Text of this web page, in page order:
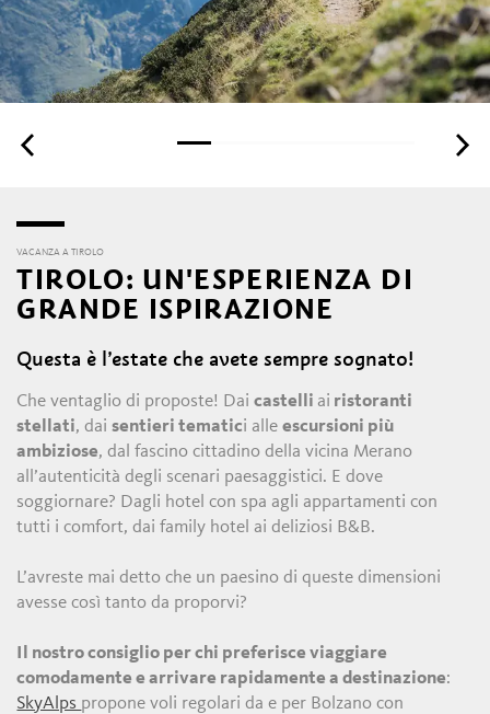
VACANZA A TIROLO
TIROLO: UN'ESPERIENZA DI
GRANDE ISPIRAZIONE
Questa è l’estate che avete sempre sognato!
Che ventaglio di proposte! Daicastelli ai ristoranti
stellati, daisentieri tematici alleescursioni più
ambiziose, dal fascino cittadino della vicina Merano
all’autenticità degli scenari paesaggistici. E dove
soggiornare? Dagli hotel con spa agli appartamenti con
tutti i comfort, dai family hotel ai deliziosi B&B.
L’avreste mai detto che un paesino di queste dimensioni
avesse così tanto da proporvi?
Il nostro consiglio per chi preferisce viaggiare
comodamente e arrivare rapidamente a destinazione:
SkyAlps propone voli regolari da e per Bolzano con